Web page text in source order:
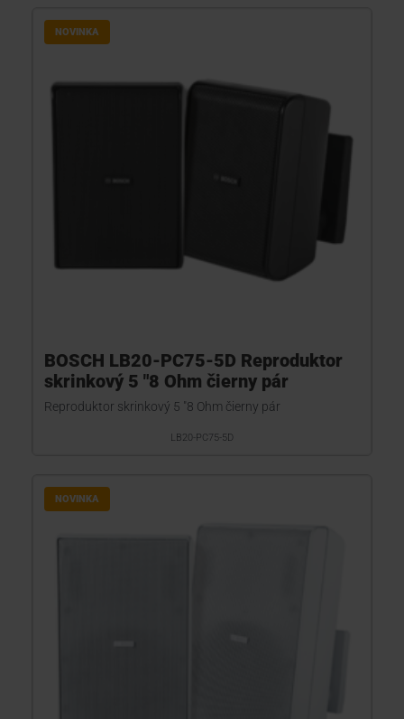
NOVINKA
BOSCH LB20-PC75-5D Reproduktor
skrinkový 5 "8 Ohm čierny pár
Reproduktor skrinkový 5 "8 Ohm čierny pár
LB20-PC75-5D
NOVINKA